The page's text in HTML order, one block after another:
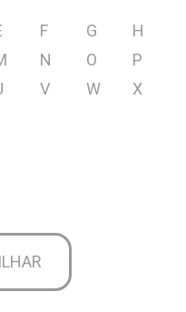
F G
H
N O
P
V W
X